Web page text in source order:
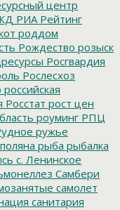
центр
РИА Рейтинг
роддом
Рождество розыск
Росгвардия
Рослесхоз
российская
Росстат рост цен
роуминг РПЦ
ружье
рыба рыбалка
с. Ленинское
Самбери
самолет
санитария